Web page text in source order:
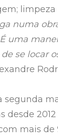
limpeza
numa
uma
se locar
segunda
desde
mais